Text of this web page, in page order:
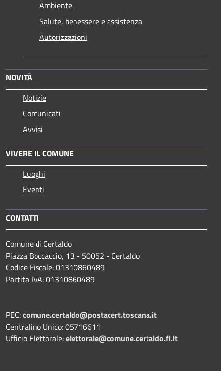
Ambiente
Salute, benessere e assistenza
Autorizzazioni
NOVITÀ
Notizie
Comunicati
Avvisi
VIVERE IL COMUNE
Luoghi
Eventi
CONTATTI
Comune di Certaldo
Piazza Boccaccio, 13 - 50052 - Certaldo
Codice Fiscale: 01310860489
Partita IVA: 01310860489
PEC:comune.certaldo@postacert.toscana.it
Centralino Unico: 05716611
Ufficio Elettorale:elettorale@comune.certaldo.fi.it